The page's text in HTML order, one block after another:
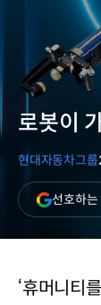
로봇이
현대자동차그룹
선호하
‘휴머니티